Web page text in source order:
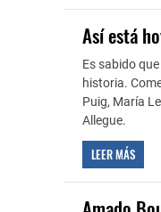
Así está
Es sabido
historia.
Puig, María
Allegue.
LEER MÁS